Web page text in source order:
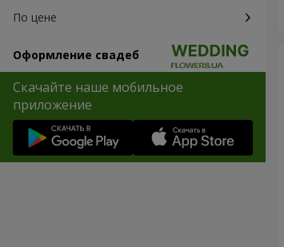
По цене
Оформление свадеб
Скачайте наше мобильное
приложение